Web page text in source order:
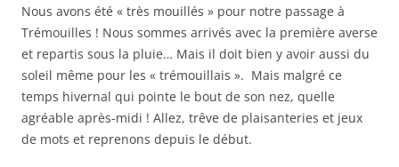
Nous avons été « très mouillés » pour notre passage à
Trémouilles ! Nous sommes arrivés avec la première averse
et repartis sous la pluie… Mais il doit bien y avoir aussi du
soleil même pour les « trémouillais ». Mais malgré ce
temps hivernal qui pointe le bout de son nez, quelle
agréable après-midi ! Allez, trêve de plaisanteries et jeux
de mots et reprenons depuis le début.